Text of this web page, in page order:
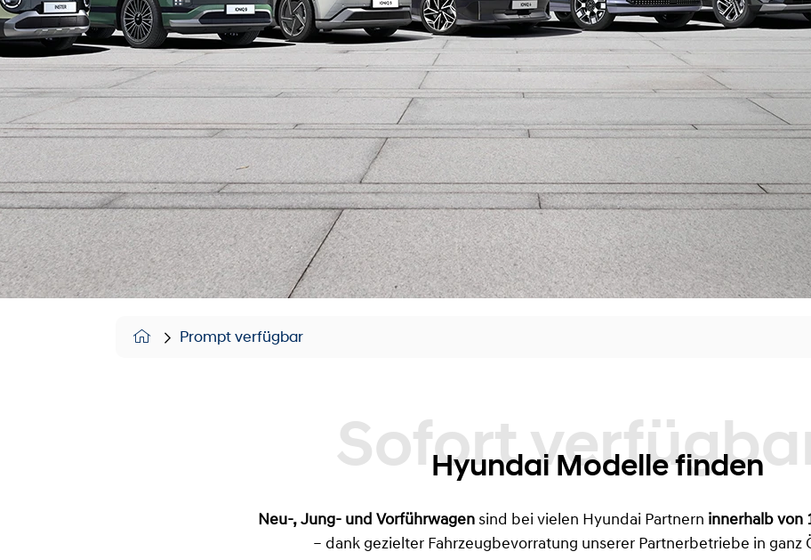
Prompt verfügbar
Sofort verfügbare
Hyundai Modelle finden
Neu-, Jung- und Vorführwagensind bei vielen Hyundai Partnern innerhalb von
– dank gezielter Fahrzeugbevorratung unserer Partnerbetriebe in ganz